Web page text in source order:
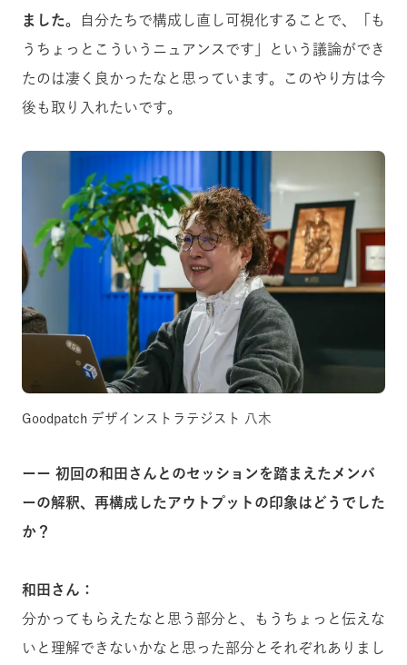
ました。
自分たちで構成し直し可視化することで、「も
うちょっとこういうニュアンスです」という議論ができ
たのは凄く良かったなと思っています。このやり方は今
後も取り入れたいです。
Goodpatch デザインストラテジスト 八木
ーー 初回の和田さんとのセッションを踏まえたメンバ
ーの解釈、再構成したアウトプットの印象はどうでした
か？
和田さん：
分かってもらえたなと思う部分と、もうちょっと伝えな
いと理解できないかなと思った部分とそれぞれありまし